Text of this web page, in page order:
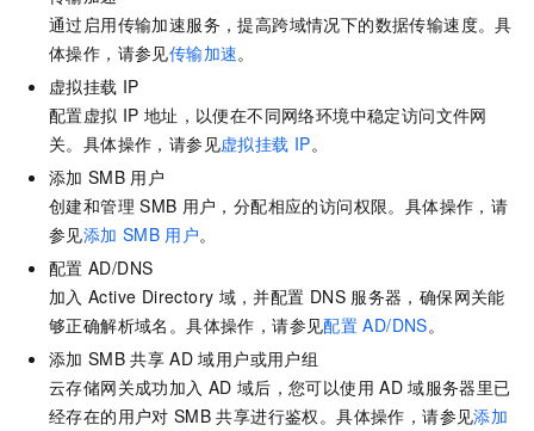
通过启用传输加速服务，提高跨域情况下的数据传输速度。具
体操作，请参见传输加速。
虚拟挂载 IP
配置虚拟 IP 地址，以便在不同网络环境中稳定访问文件网
关。具体操作，请参见虚拟挂载 IP。
添加 SMB 用户
创建和管理 SMB 用户，分配相应的访问权限。具体操作，请
参见添加 SMB 用户。
配置 AD/DNS
加入 Active Directory 域，并配置 DNS 服务器，确保网关能
够正确解析域名。具体操作，请参见配置 AD/DNS。
添加 SMB 共享 AD 域用户或用户组
云存储网关成功加入 AD 域后，您可以使用 AD 域服务器里已
经存在的用户对 SMB 共享进行鉴权。具体操作，请参见添加